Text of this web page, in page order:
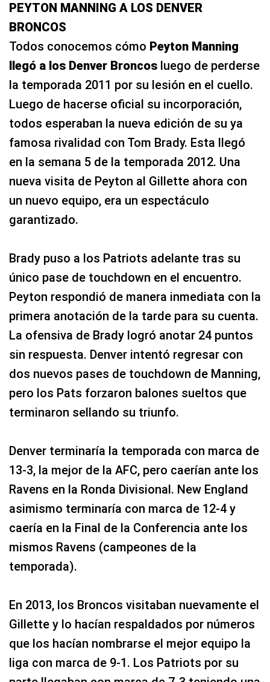
PEYTON MANNING A LOS DENVER
BRONCOS
Todos conocemos cómo Peyton Manning
llegó a los Denver Broncos luego de perderse
la temporada 2011 por su lesión en el cuello.
Luego de hacerse oficial su incorporación,
todos esperaban la nueva edición de su ya
famosa rivalidad con Tom Brady. Esta llegó
en la semana 5 de la temporada 2012. Una
nueva visita de Peyton al Gillette ahora con
un nuevo equipo, era un espectáculo
garantizado.
Brady puso a los Patriots adelante tras su
único pase de touchdown en el encuentro.
Peyton respondió de manera inmediata con la
primera anotación de la tarde para su cuenta.
La ofensiva de Brady logró anotar 24 puntos
sin respuesta. Denver intentó regresar con
dos nuevos pases de touchdown de Manning,
pero los Pats forzaron balones sueltos que
terminaron sellando su triunfo.
Denver terminaría la temporada con marca de
13-3, la mejor de la AFC, pero caerían ante los
Ravens en la Ronda Divisional. New England
asimismo terminaría con marca de 12-4 y
caería en la Final de la Conferencia ante los
mismos Ravens (campeones de la
temporada).
En 2013, los Broncos visitaban nuevamente el
Gillette y lo hacían respaldados por números
que los hacían nombrarse el mejor equipo la
liga con marca de 9-1. Los Patriots por su